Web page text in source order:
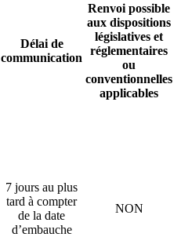
Délai de
communication
Renvoi possible
aux dispositions
législatives et
réglementaires
ou
conventionnelles
applicables
7 jours au plus
tard à compter
de la date
d’embauche
NON